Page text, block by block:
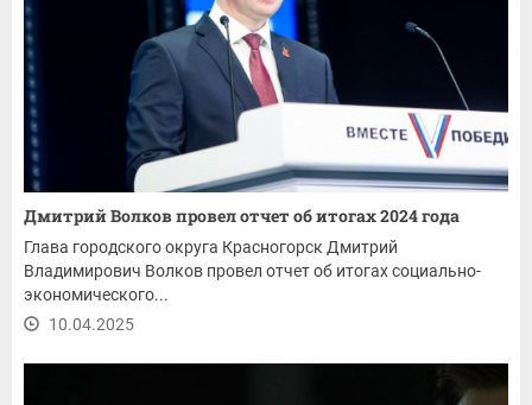
Дмитрий Волков провел отчет об итогах 2024 года
Глава городского округа Красногорск Дмитрий
Владимирович Волков провел отчет об итогах социально-
экономического...
10.04.2025